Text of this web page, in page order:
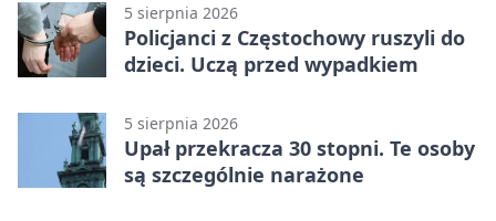
5 sierpnia 2026
Policjanci z Częstochowy ruszyli do
dzieci. Uczą przed wypadkiem
5 sierpnia 2026
Upał przekracza 30 stopni. Te osoby
są szczególnie narażone